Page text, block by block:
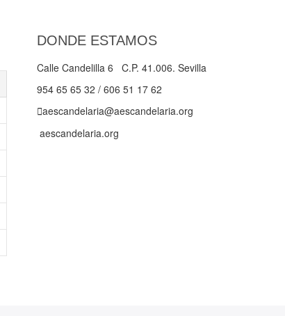
DONDE ESTAMOS
Calle Candelilla 6 C.P. 41.006. Sevilla
954 65 65 32 / 606 51 17 62
aescandelaria@aescandelaria.org
aescandelaria.org